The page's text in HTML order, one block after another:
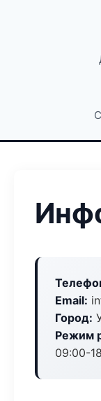
Email:
Город:
Режим
09:00-